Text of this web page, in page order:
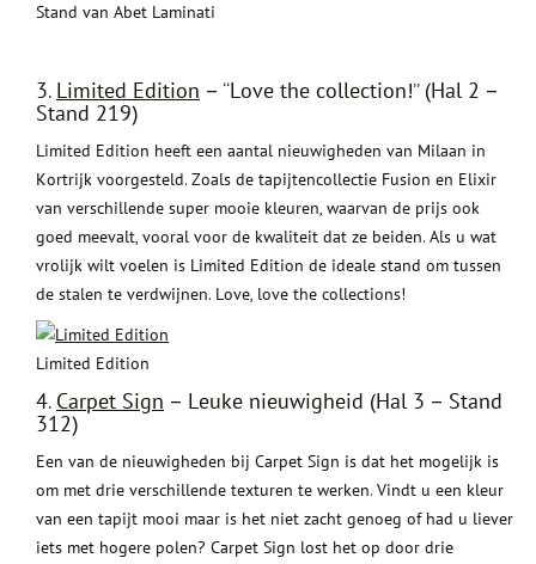
Stand van Abet Laminati
3. Limited Edition – “Love the collection!” (Hal 2 –
Stand 219)
Limited Edition heeft een aantal nieuwigheden van Milaan in
Kortrijk voorgesteld. Zoals de tapijtencollectie Fusion en Elixir
van verschillende super mooie kleuren, waarvan de prijs ook
goed meevalt, vooral voor de kwaliteit dat ze beiden. Als u wat
vrolijk wilt voelen is Limited Edition de ideale stand om tussen
de stalen te verdwijnen. Love, love the collections!
Limited Edition
4. Carpet Sign – Leuke nieuwigheid (Hal 3 – Stand
312)
Een van de nieuwigheden bij Carpet Sign is dat het mogelijk is
om met drie verschillende texturen te werken. Vindt u een kleur
van een tapijt mooi maar is het niet zacht genoeg of had u liever
iets met hogere polen? Carpet Sign lost het op door drie